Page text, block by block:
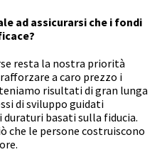
ad assicurarsi che i fondi
resta la nostra priorità
a caro prezzo i
risultati di gran lunga
di sviluppo guidati
basati sulla fiducia.
che le persone costruiscono